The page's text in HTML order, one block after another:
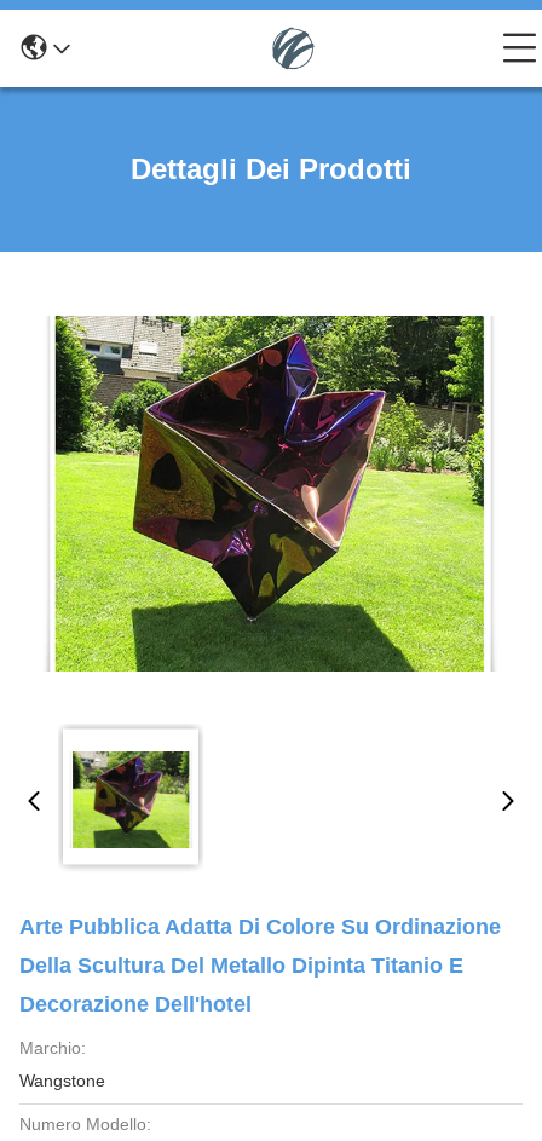
Dettagli Dei Prodotti
Arte Pubblica Adatta Di Colore Su Ordinazione
Della Scultura Del Metallo Dipinta Titanio E
Decorazione Dell'hotel
Marchio:
Wangstone
Numero Modello: